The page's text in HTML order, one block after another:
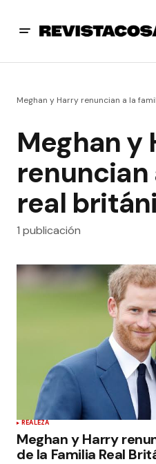
Meghan y Harry renuncian a la
Meghan y
renuncian
real
1 publicación
REALEZA
Meghan y Harry
de la Familia Real